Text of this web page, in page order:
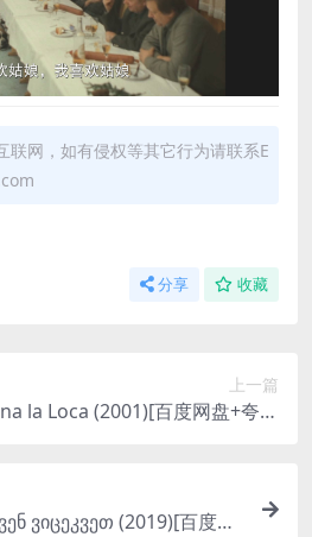
联网，如有侵权等其它行为请联系E
分享 收藏
上一篇
la Loca (2001)[百度网盘+夸克
ვიცეკვეთ (2019)[百度网